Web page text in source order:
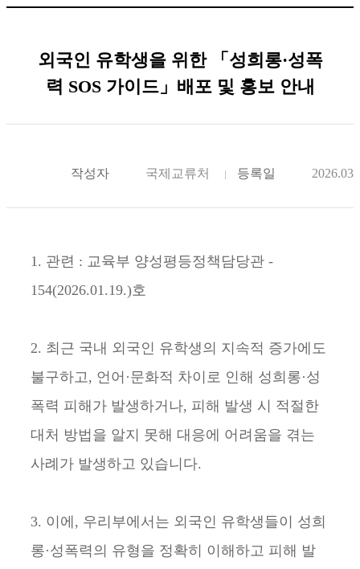
외국인 유학생을 위한 「성희롱·성폭
력 SOS 가이드」배포 및 홍보 안내
작성자 국제교류처 등록일
1. 관련 : 교육부 양성평등정책담당관 -
154(2026.01.19.)호
2. 최근 국내 외국인 유학생의 지속적 증가에도
불구하고, 언어·문화적 차이로 인해 성희롱·성
폭력 피해가 발생하거나, 피해 발생 시 적절한
대처 방법을 알지 못해 대응에 어려움을 겪는
사례가 발생하고 있습니다.
3. 이에, 우리부에서는 외국인 유학생들이 성희
롱·성폭력의 유형을 정확히 이해하고 피해 발